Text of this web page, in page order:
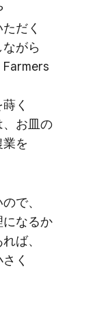
だく​
がら​
く​
、​お皿の​
業を​
で、​
に​なるか​
ば、​
く​